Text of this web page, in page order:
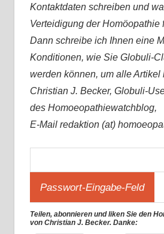
Kontaktdaten schreiben und
Verteidigung der Homöopathie
Dann schreibe ich Ihnen eine
Konditionen, wie Sie Globuli-
werden können, um alle Artikel
Christian J. Becker, Globuli-
des Homoeopathiewatchblog,
E-Mail redaktion (at)
Teilen, abonnieren und liken Sie den
von Christian J. Becker. Danke: